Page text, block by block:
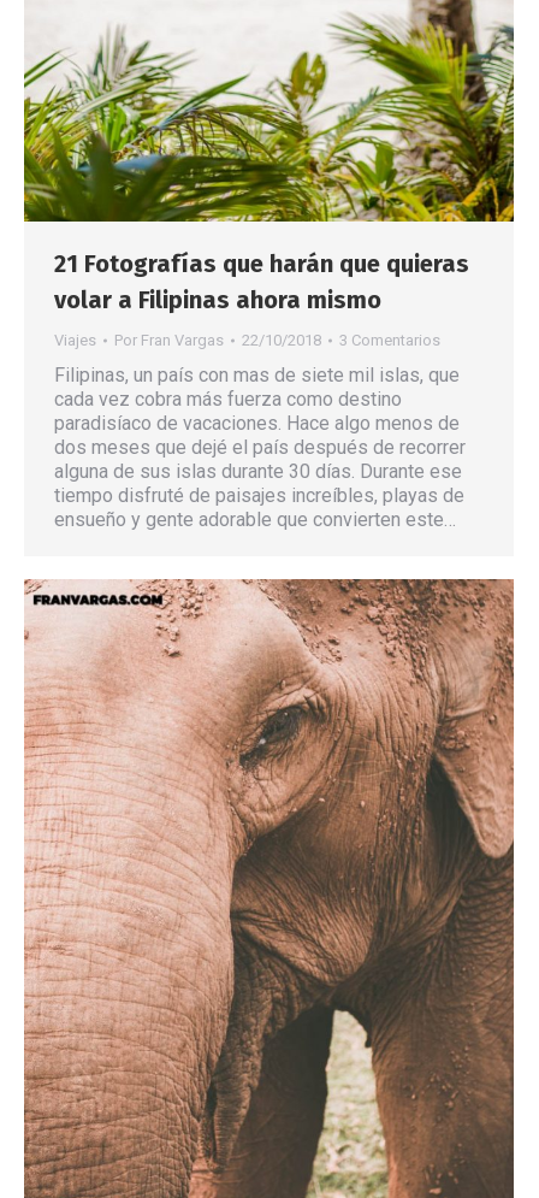
21 Fotografías que harán que quieras
volar a Filipinas ahora mismo
Viajes Por Fran Vargas 22/10/2018 3 Comentarios
Filipinas, un país con mas de siete mil islas, que
cada vez cobra más fuerza como destino
paradisíaco de vacaciones. Hace algo menos de
dos meses que dejé el país después de recorrer
alguna de sus islas durante 30 días. Durante ese
tiempo disfruté de paisajes increíbles, playas de
ensueño y gente adorable que convierten este…